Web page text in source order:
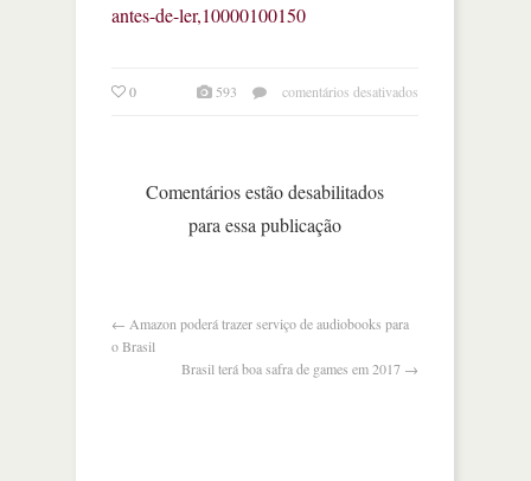
antes-de-ler,10000100150
0 593 comentários desativados
Comentários estão desabilitados
para essa publicação
← Amazon poderá trazer serviço de audiobooks para
o Brasil
Brasil terá boa safra de games em 2017 →